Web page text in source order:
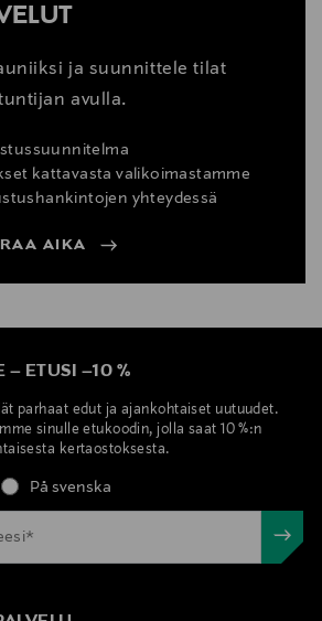
ja suunnittele tilat
avulla.
kattavasta valikoimastamme
yhteydessä
AIKA
– ETUSI –10 %
parhaat edut ja ajankohtaiset uutuudet.
sinulle etukoodin, jolla saat 10 %:n
kertaostoksesta.
På svenska